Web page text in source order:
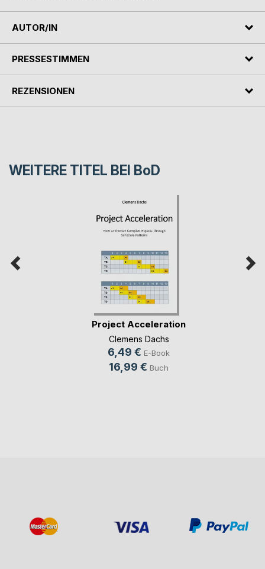
AUTOR/IN
PRESSESTIMMEN
REZENSIONEN
WEITERE TITEL BEI BoD
Project Acceleration
Clemens Dachs
6,49 € E-Book
16,99 € Buch